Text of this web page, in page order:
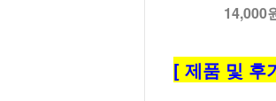
14,000
[ 제품 및 후